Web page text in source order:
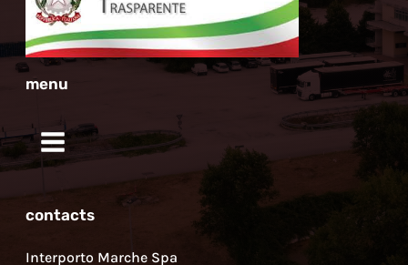
menu
contacts
Interporto Marche Spa